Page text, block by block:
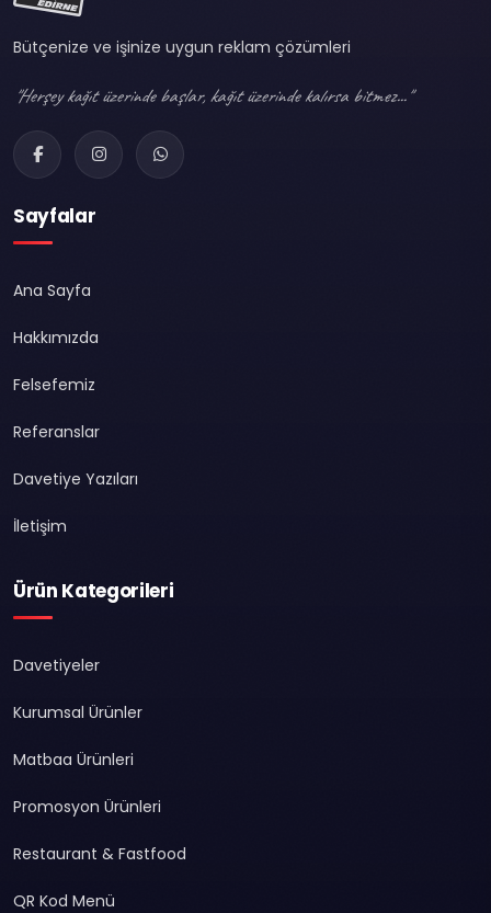
Bütçenize ve işinize uygun reklam çözümleri
"Herşey kağıt üzerinde başlar, kağıt üzerinde kalırsa bitmez..."
Sayfalar
Ana Sayfa
Hakkımızda
Felsefemiz
Referanslar
Davetiye Yazıları
İletişim
Ürün Kategorileri
Davetiyeler
Kurumsal Ürünler
Matbaa Ürünleri
Promosyon Ürünleri
Restaurant & Fastfood
QR Kod Menü